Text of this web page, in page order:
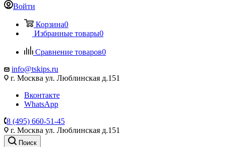
Войти
Корзина0
Избранные товары0
Сравнение товаров0
info@tskips.ru
г. Москва ул. Люблинская д.151
Вконтакте
WhatsApp
8 (495) 660-51-45
г. Москва ул. Люблинская д.151
Поиск